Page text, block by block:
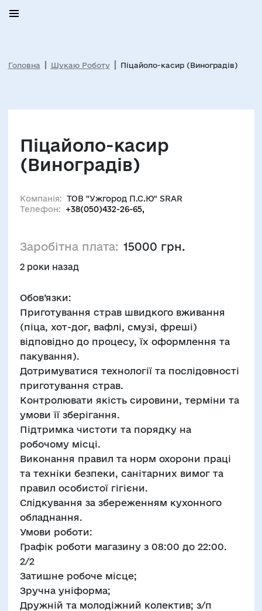
Головна Шукаю Роботу Піцайоло-касир (Виноградів)
Піцайоло-касир
(Виноградів)
Компанія: ТОВ "Ужгород П.С.Ю" SRAR
Телефон:
+38(050)432-26-65,
Заробітна плата: 15000 грн.
2 роки назад
Обов’язки:
Приготування страв швидкого вживання
(піца, хот-дог, вафлі, смузі, фреші)
відповідно до процесу, їх оформлення та
пакування).
Дотримуватися технології та послідовності
приготування страв.
Контролювати якість сировини, терміни та
умови її зберігання.
Підтримка чистоти та порядку на
робочому місці.
Виконання правил та норм охорони праці
та техніки безпеки, санітарних вимог та
правил особистої гігієни.
Слідкування за збереженням кухонного
обладнання.
Умови роботи:
Графік роботи магазину з 08:00 до 22:00.
2/2
Затишне робоче місце;
Зручна уніформа;
Дружній та молодіжний колектив; з/п